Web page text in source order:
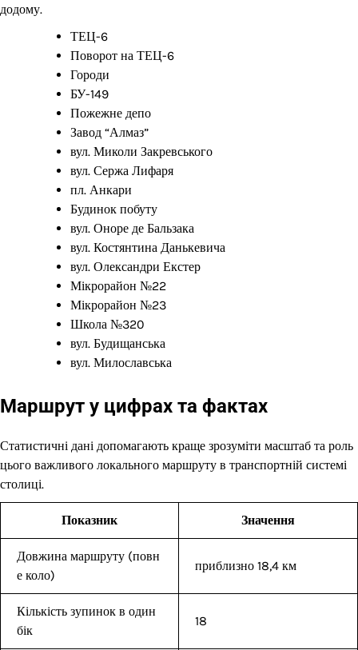
додому.
ТЕЦ-6
Поворот на ТЕЦ-6
Городи
БУ-149
Пожежне депо
Завод “Алмаз”
вул. Миколи Закревського
вул. Сержа Лифаря
пл. Анкари
Будинок побуту
вул. Оноре де Бальзака
вул. Костянтина Данькевича
вул. Олександри Екстер
Мікрорайон №22
Мікрорайон №23
Школа №320
вул. Будищанська
вул. Милославська
Маршрут у цифрах та фактах
Статистичні дані допомагають краще зрозуміти масштаб та роль
цього важливого локального маршруту в транспортній системі
столиці.
Показник Значення
Довжина маршруту (повн
е коло)
приблизно 18,4 км
Кількість зупинок в один
бік
18